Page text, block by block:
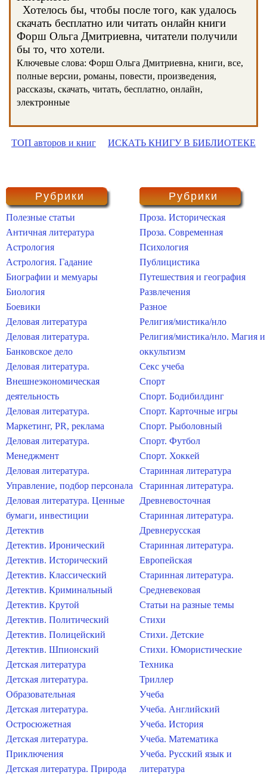
Хотелось бы, чтобы после того, как удалось
скачать бесплатно или читать онлайн книги
Форш Ольга Дмитриевна, читатели получили
бы то, что хотели.
Ключевые слова: Форш Ольга Дмитриевна, книги, все,
полные версии, романы, повести, произведения,
рассказы, скачать, читать, бесплатно, онлайн,
электронные
ТОП авторов и книг ИСКАТЬ КНИГУ В БИБЛИОТЕКЕ
Рубрики
Полезные статьи
Античная литература
Астрология
Астрология. Гадание
Биографии и мемуары
Биология
Боевики
Деловая литература
Деловая литература.
Банковское дело
Деловая литература.
Внешнеэкономическая
деятельность
Деловая литература.
Маркетинг, PR, реклама
Деловая литература.
Менеджмент
Деловая литература.
Управление, подбор персонала
Деловая литература. Ценные
бумаги, инвестиции
Детектив
Детектив. Иронический
Детектив. Исторический
Детектив. Классический
Детектив. Криминальный
Детектив. Крутой
Детектив. Политический
Детектив. Полицейский
Детектив. Шпионский
Детская литература
Детская литература.
Образовательная
Детская литература.
Остросюжетная
Детская литература.
Приключения
Детская литература. Природа
Рубрики
Проза. Историческая
Проза. Современная
Психология
Публицистика
Путешествия и география
Развлечения
Разное
Религия/мистика/нло
Религия/мистика/нло. Магия и
оккультизм
Секс учеба
Спорт
Спорт. Бодибилдинг
Спорт. Карточные игры
Спорт. Рыболовный
Спорт. Футбол
Спорт. Хоккей
Старинная литература
Старинная литература.
Древневосточная
Старинная литература.
Древнерусская
Старинная литература.
Европейская
Старинная литература.
Средневековая
Статьи на разные темы
Стихи
Стихи. Детские
Стихи. Юмористические
Техника
Триллер
Учеба
Учеба. Английский
Учеба. История
Учеба. Математика
Учеба. Русский язык и
литература